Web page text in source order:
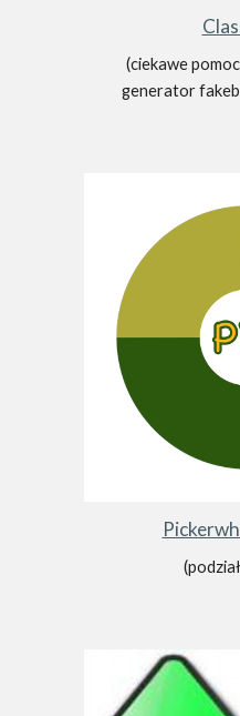
(ciekawe
generator